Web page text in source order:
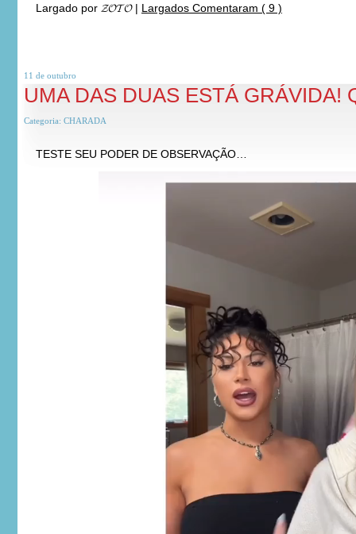
Largado por 𝓩𝓞𝓣𝓞| Largados Comentaram ( 9 )
11 de outubro
UMA DAS DUAS ESTÁ GRÁVIDA!
Categoria: CHARADA
TESTE SEU PODER DE OBSERVAÇÃO…